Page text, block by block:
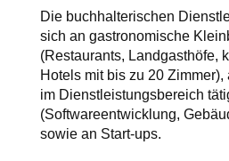
Die buchhalterischen
sich an gastronomische
(Restaurants, Landgasthöfe,
Hotels mit bis zu 20
im Dienstleistungsbereich
(Softwareentwicklung,
sowie an Start-ups.